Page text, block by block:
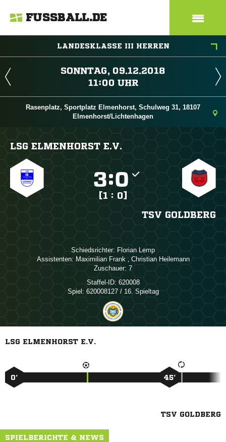
FUSSBALL.DE
LANDESKLASSE III HERREN
 
 
Rasenplatz, Sportplatz Elmenhorst, Schulweg 31, 18107
Elmenhorst/Lichtenhagen
LSG ELMENHORST E.V.
:
[1 : 0]
TSV GOLDBERG
Schiedsrichter:  
Assistenten:   ,  
Zuschauer: 7
Staffel-ID: 620008
Spiel: 620008127 / 16. Spieltag
LSG ELMENHORST E.V.
0’ 45’
TSV GOLDBERG
SPIELBERICHTE & NEWS